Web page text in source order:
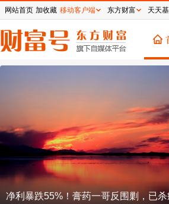
疯了
说好十年不卖，段永平减持
网站首页 加收藏 移动客户端 东方财富 天天